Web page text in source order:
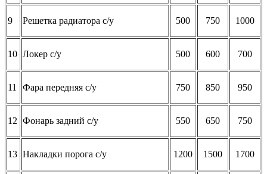
9 Решетка радиатора с/у 500 750 1000
10 Локер с/у 500 600 700
11 Фара передняя с/у 750 850 950
12 Фонарь задний с/у 550 650 750
13 Накладки порога с/у 1200 1500 1700